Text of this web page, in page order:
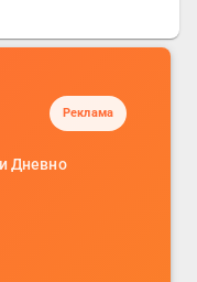
Реклама
Дневно